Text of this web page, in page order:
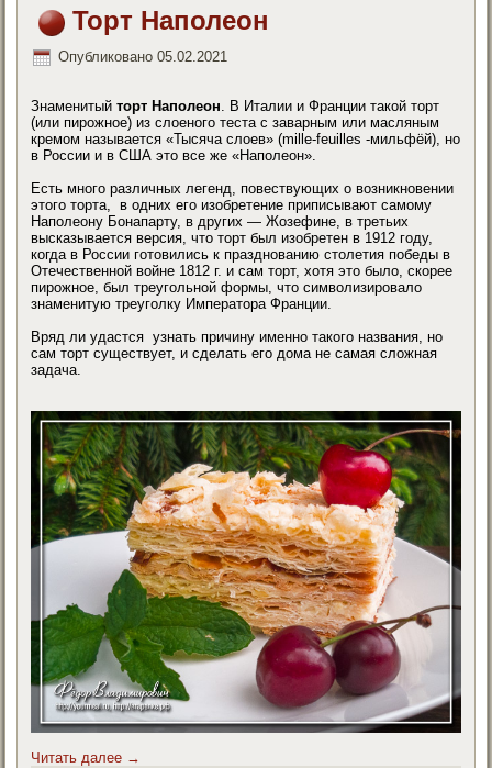
Торт Наполеон
Опубликовано 05.02.2021
Знаменитыйторт Наполеон. В Италии и Франции такой торт
(или пирожное) из слоеного теста с заварным или масляным
кремом называется «Тысяча слоев» (mille-feuilles -мильфёй), но
в России и в США это все же «Наполеон».
Есть много различных легенд, повествующих о возникновении
этого торта, в одних его изобретение приписывают самому
Наполеону Бонапарту, в других — Жозефине, в третьих
высказывается версия, что торт был изобретен в 1912 году,
когда в России готовились к празднованию столетия победы в
Отечественной войне 1812 г. и сам торт, хотя это было, скорее
пирожное, был треугольной формы, что символизировало
знаменитую треуголку Императора Франции.
Вряд ли удастся узнать причину именно такого названия, но
сам торт существует, и сделать его дома не самая сложная
задача.
Читать далее →